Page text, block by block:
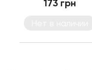
173 грн